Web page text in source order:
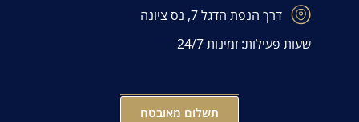
דרך הנפת הדגל 7, נס ציונה
שעות פעילות: זמינות 24/7
תשלום מאובטח